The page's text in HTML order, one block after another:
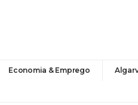
Economia & Emprego